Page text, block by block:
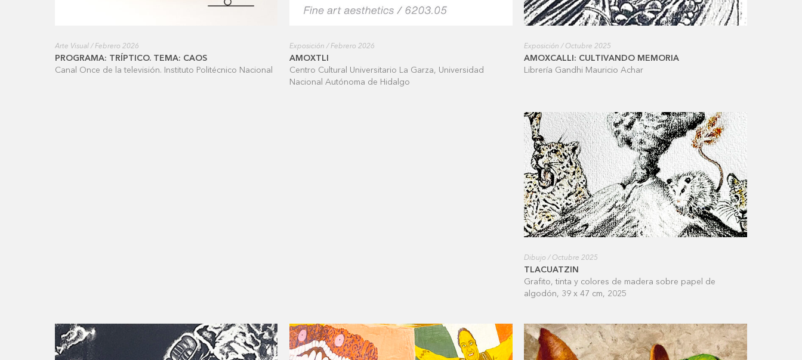
Arte Visual / Febrero 2026
PROGRAMA: TRÍPTICO. TEMA: CAOS
Canal Once de la televisión. Instituto Politécnico Nacional
Exposición / Febrero 2026
AMOXTLI
Centro Cultural Universitario La Garza, Universidad
Nacional Autónoma de Hidalgo
Exposición / Octubre 2025
AMOXCALLI: CULTIVANDO MEMORIA
Librería Gandhi Mauricio Achar
Dibujo / Octubre 2025
TLACUATZIN
Grafito, tinta y colores de madera sobre papel de
algodón, 39 x 47 cm, 2025